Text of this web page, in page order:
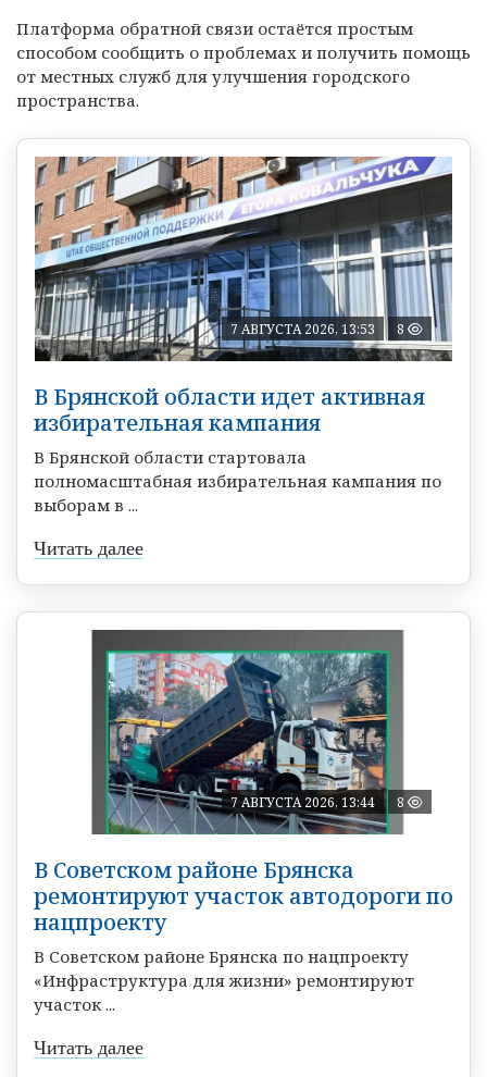
Платформа обратной связи остаётся простым
способом сообщить о проблемах и получить помощь
от местных служб для улучшения городского
пространства.
7 АВГУСТА 2026, 13:53 8
В Брянской области идет активная
избирательная кампания
В Брянской области стартовала
полномасштабная избирательная кампания по
выборам в ...
Читать далее
7 АВГУСТА 2026, 13:44 8
В Советском районе Брянска
ремонтируют участок автодороги по
нацпроекту
В Советском районе Брянска по нацпроекту
«Инфраструктура для жизни» ремонтируют
участок ...
Читать далее